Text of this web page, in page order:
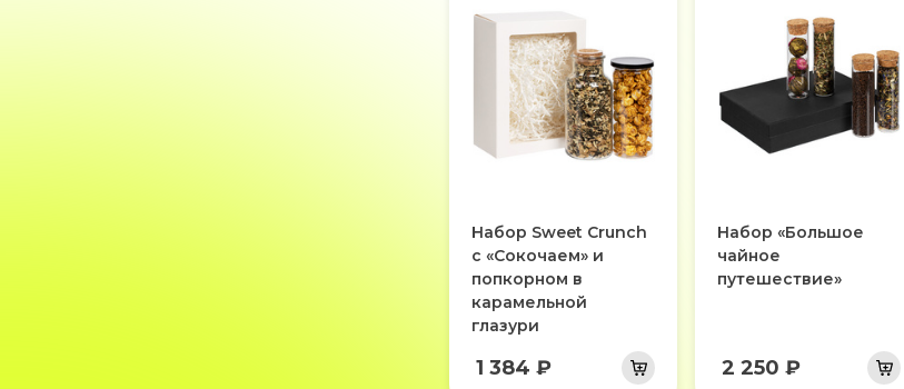
Набор Sweet Crunch
с «Сокочаем» и
попкорном в
карамельной
глазури
1 384 ₽
Набор «Большое
чайное
путешествие»
2 250 ₽